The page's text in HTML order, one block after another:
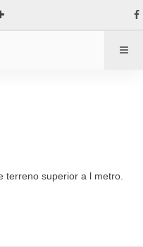
terreno superior a l metro.